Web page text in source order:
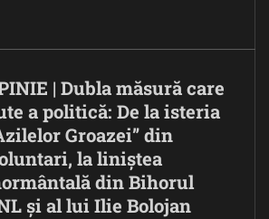
| Dubla măsură care
a politică: De la isteria
Groazei” din
la liniștea
din Bihorul
și al lui Ilie Bolojan